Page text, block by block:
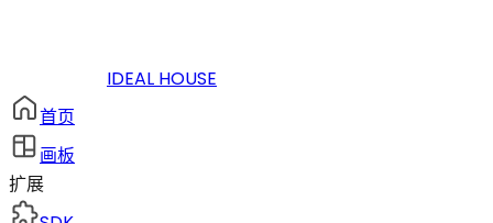
IDEAL HOUSE
首页
画板
扩展